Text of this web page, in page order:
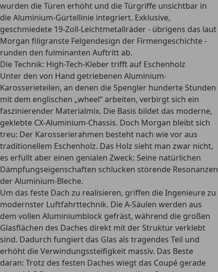
wurden die Türen erhöht und die Türgriffe unsichtbar in
die Aluminium-Gürtellinie integriert. Exklusive,
geschmiedete 19-Zoll-Leichtmetallräder - übrigens das laut
Morgan filigranste Felgendesign der Firmengeschichte -
runden den fulminanten Auftritt ab.
Die Technik: High-Tech-Kleber trifft auf Eschenholz
Unter den von Hand getriebenen Aluminium-
Karosserieteilen, an denen die Spengler hunderte Stunden
mit dem englischen „wheel“ arbeiten, verbirgt sich ein
faszinierender Materialmix. Die Basis bildet das moderne,
geklebte CX-Aluminium-Chassis. Doch Morgan bleibt sich
treu: Der Karosserierahmen besteht nach wie vor aus
traditionellem Eschenholz. Das Holz sieht man zwar nicht,
es erfüllt aber einen genialen Zweck: Seine natürlichen
Dämpfungseigenschaften schlucken störende Resonanzen
der Aluminium-Bleche.
Um das feste Dach zu realisieren, griffen die Ingenieure zu
modernster Luftfahrttechnik. Die A-Säulen werden aus
dem vollen Aluminiumblock gefräst, während die großen
Glasflächen des Daches direkt mit der Struktur verklebt
sind. Dadurch fungiert das Glas als tragendes Teil und
erhöht die Verwindungssteifigkeit massiv. Das Beste
daran: Trotz des festen Daches wiegt das Coupé gerade